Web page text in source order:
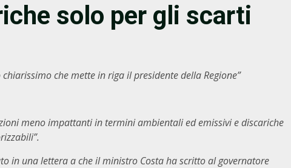
solo per gli scarti
che mette in riga il presidente della Regione”
meno impattanti in termini ambientali ed emissivi e discariche
in una lettera a che il ministro Costa ha scritto al governatore